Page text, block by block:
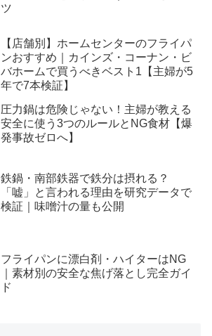
ツ
【店舗別】ホームセンターのフライパ
ンおすすめ｜カインズ・コーナン・ビ
バホームで買うべきベスト1【主婦が5
年で7本検証】
圧力鍋は危険じゃない！主婦が教える
安全に使う3つのルールとNG食材【爆
発事故ゼロへ】
鉄鍋・南部鉄器で鉄分は摂れる？
「嘘」と言われる理由を研究データで
検証｜味噌汁の量も公開
フライパンに漂白剤・ハイターはNG
｜素材別の安全な焦げ落とし完全ガイ
ド